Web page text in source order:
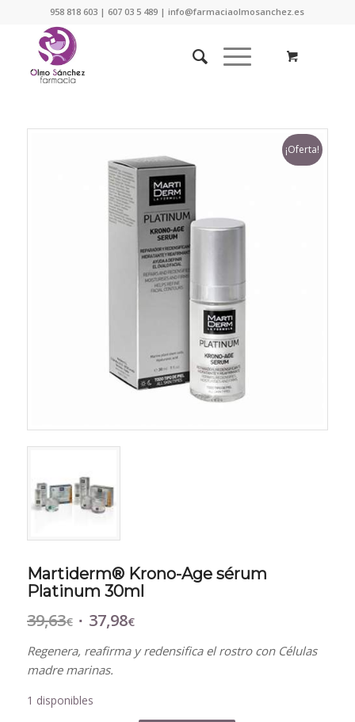
958 818 603 | 607 03 5 489 | info@farmaciaolmosanchez.es
¡Oferta!
Martiderm® Krono-Age sérum
Platinum 30ml
39,63€ El
original
era:
39,63€.
37,98€El
actual
Regenera, reafirma y redensifica el rostro con Células
madre marinas.
1 disponibles